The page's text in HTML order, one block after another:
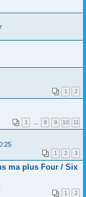
1 2
1 … 8 9 10 11
1 2 3
ma plus Four / Six
1 2